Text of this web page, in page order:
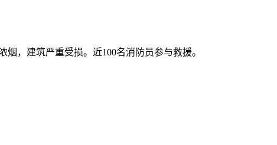
，建筑严重受损。近100名消防员参与救援。